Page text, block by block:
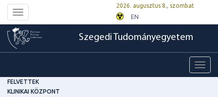
Toggle
navigation
2026. augusztus 8., szombat
EN
Szegedi Tudományegyetem
FELVETTEK
KLINIKAI KÖZPONT